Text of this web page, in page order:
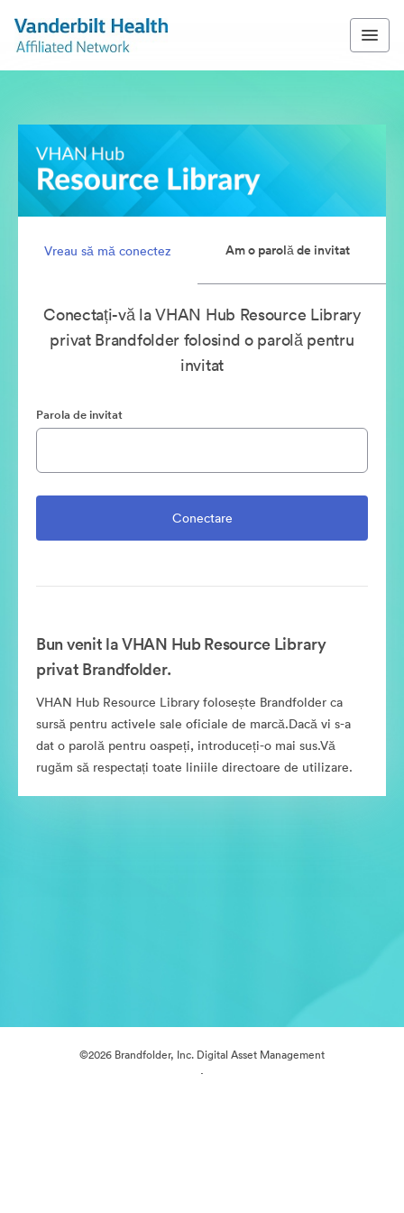
Vreau să mă conectez Am o parolă de invitat
Conectați-vă la VHAN Hub Resource Library
privat Brandfolder folosind o parolă pentru
invitat
Parola de invitat
Bun venit la VHAN Hub Resource Library
privat Brandfolder.
VHAN Hub Resource Library folosește Brandfolder ca
sursă pentru activele sale oficiale de marcă.Dacă vi s-a
dat o parolă pentru oaspeți, introduceți-o mai sus.Vă
rugăm să respectați toate liniile directoare de utilizare.
©2026 Brandfolder, Inc. Digital Asset Management
·